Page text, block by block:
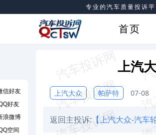
专业的汽车质量投诉平
首页
上汽
上汽大众 帕萨特 07-08
返回主投诉: 【上汽大众-汽车
信好友
好友
浪微博
空间